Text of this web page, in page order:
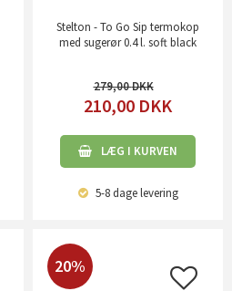
Stelton - To Go Sip termokop
med sugerør 0.4 l. soft black
279,00
210,00 DKK
LÆG I KURVEN
5-8 dagelevering
20%